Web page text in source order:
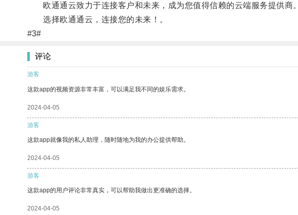
欧通通云致力于连接客户和未来，成为您值得信赖的云端服务提供商。
选择欧通通云，连接您的未来！。
#3#
评论
游客
这款app的视频资源非常丰富，可以满足我不同的娱乐需求。
2024-04-05
游客
这款app就像我的私人助理，随时随地为我的办公提供帮助。
2024-04-05
游客
这款app的用户评论非常真实，可以帮助我做出更准确的选择。
2024-04-05